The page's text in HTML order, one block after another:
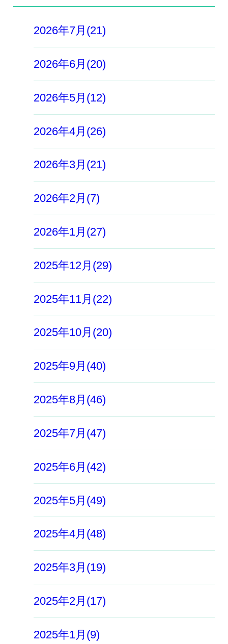
2026年7月(21)
2026年6月(20)
2026年5月(12)
2026年4月(26)
2026年3月(21)
2026年2月(7)
2026年1月(27)
2025年12月(29)
2025年11月(22)
2025年10月(20)
2025年9月(40)
2025年8月(46)
2025年7月(47)
2025年6月(42)
2025年5月(49)
2025年4月(48)
2025年3月(19)
2025年2月(17)
2025年1月(9)